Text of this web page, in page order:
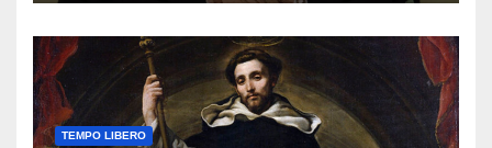
TEMPO LIBERO